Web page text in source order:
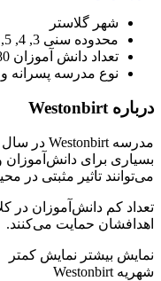
شهر گلاستر
محدوده سنی 3, 4, 5, 6, 7, 8, 9, 10, 11, 12, 13, 14, 15, 16, 17, 18
تعداد دانش آموزان
نوع مدرسه پسرانه
درباره Westonbirt
بسیاری برای دانش‌آموزان
می‌توانند تاثیر مثبتی
اهدافشان حمایت می‌کنند.
نمایش بیشتر نمایش کمتر
شهریه Westonbirt